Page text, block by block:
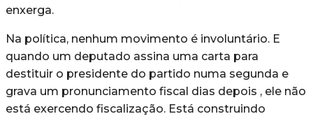
enxerga.
Na política, nenhum movimento é involuntário. E
quando um deputado assina uma carta para
destituir o presidente do partido numa segunda e
grava um pronunciamento fiscal dias depois , ele não
está exercendo fiscalização. Está construindo